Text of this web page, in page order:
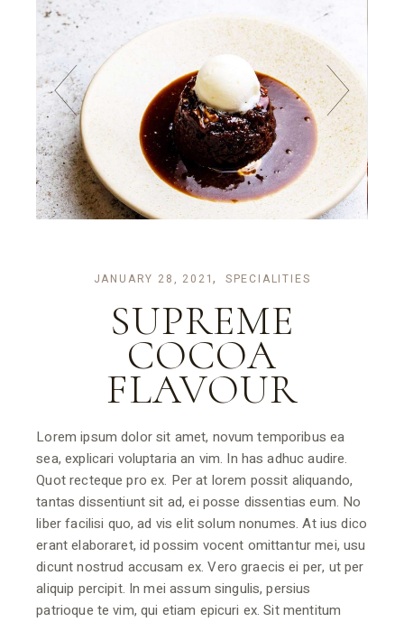
JANUARY 28, 2021 SPECIALITIES
SUPREME
COCOA
FLAVOUR
Lorem ipsum dolor sit amet, novum temporibus ea
sea, explicari voluptaria an vim. In has adhuc audire.
Quot recteque pro ex. Per at lorem possit aliquando,
tantas dissentiunt sit ad, ei posse dissentias eum. No
liber facilisi quo, ad vis elit solum nonumes. At ius dico
erant elaboraret, id possim vocent omittantur mei, usu
dicunt nostrud accusam ex. Vero graecis ei per, ut per
aliquip percipit. In mei assum singulis, persius
patrioque te vim, qui etiam epicuri ex. Sit mentitum